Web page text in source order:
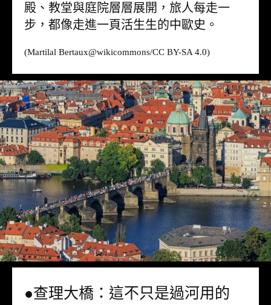
殿、教堂與庭院層層展開，旅人每走一
步，都像走進一頁活生生的中歐史。
(Martilal Bertaux@wikicommons/CC BY-SA 4.0)
●查理大橋：這不只是過河用的